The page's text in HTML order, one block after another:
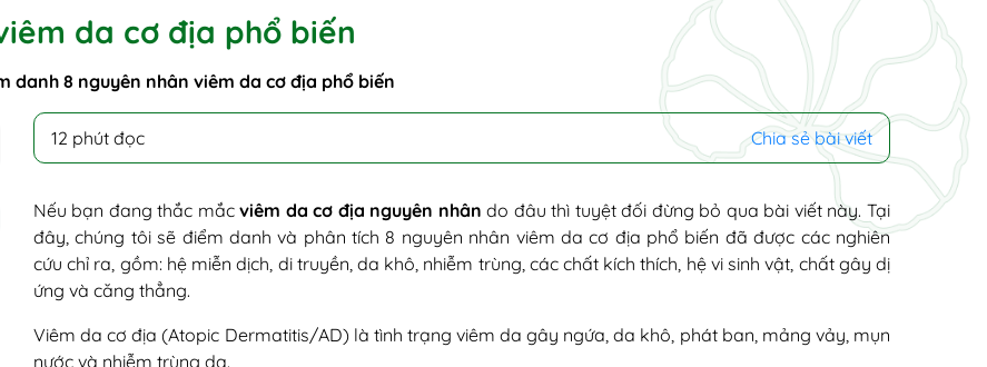
da cơ địa phổ biến
danh 8 nguyên nhân viêm da cơ địa phổ biến
12 phút đọc Chia sẻ bài viết
Nếu bạn đang thắc mắcviêm da cơ địa nguyên nhân do đâu thì tuyệt đối đừng bỏ qua bài viết này. Tại
đây, chúng tôi sẽ điểm danh và phân tích 8 nguyên nhân viêm da cơ địa phổ biến đã được các nghiên
cứu chỉ ra, gồm: hệ miễn dịch, di truyền, da khô, nhiễm trùng, các chất kích thích, hệ vi sinh vật, chất gây dị
ứng và căng thẳng.
Viêm da cơ địa (Atopic Dermatitis/AD) là tình trạng viêm da gây ngứa, da khô, phát ban, mảng vảy, mụn
nước và nhiễm trùng da.